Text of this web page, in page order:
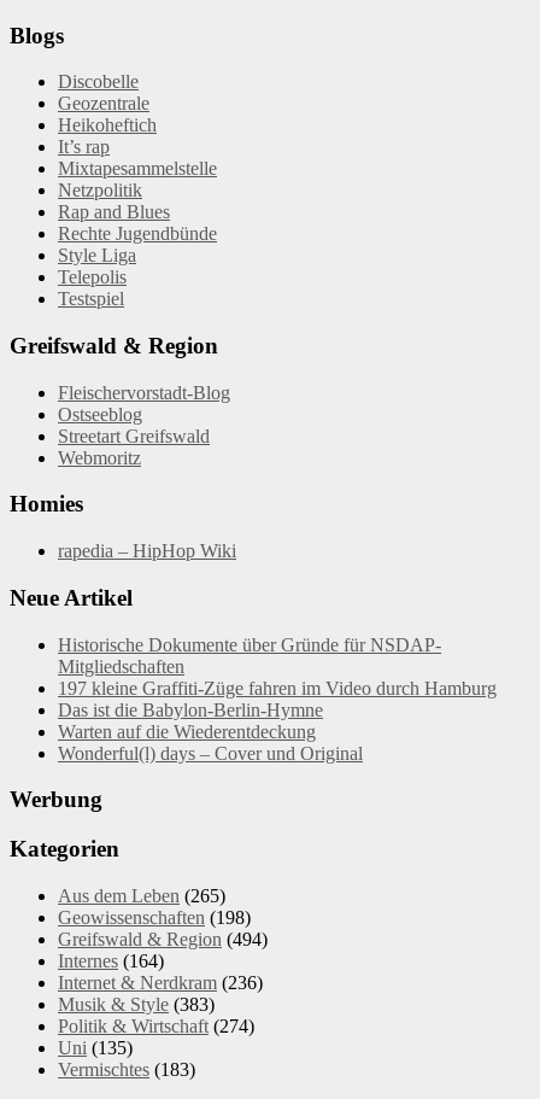
Blogs
Discobelle
Geozentrale
Heikoheftich
It’s rap
Mixtapesammelstelle
Netzpolitik
Rap and Blues
Rechte Jugendbünde
Style Liga
Telepolis
Testspiel
Greifswald & Region
Fleischervorstadt-Blog
Ostseeblog
Streetart Greifswald
Webmoritz
Homies
rapedia – HipHop Wiki
Neue Artikel
Historische Dokumente über Gründe für NSDAP-
Mitgliedschaften
197 kleine Graffiti-Züge fahren im Video durch Hamburg
Das ist die Babylon-Berlin-Hymne
Warten auf die Wiederentdeckung
Wonderful(l) days – Cover und Original
Werbung
Kategorien
Aus dem Leben (265)
Geowissenschaften (198)
Greifswald & Region (494)
Internes (164)
Internet & Nerdkram (236)
Musik & Style (383)
Politik & Wirtschaft (274)
Uni (135)
Vermischtes (183)